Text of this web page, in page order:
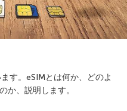
す。eSIMとは何か、どのよ
か、説明します。